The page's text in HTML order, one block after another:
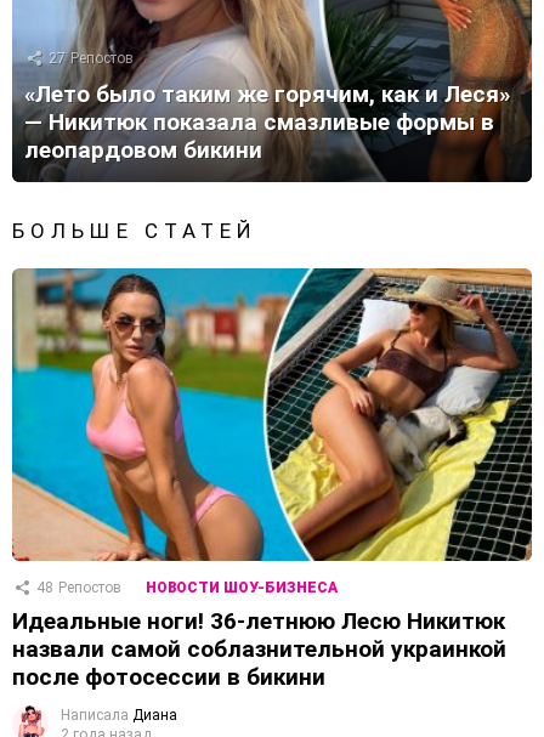
27 Репостов
«Лето было таким же горячим, как и Леся»
— Никитюк показала смазливые формы в
леопардовом бикини
БОЛЬШЕ СТАТЕЙ
48 Репостов НОВОСТИ ШОУ-БИЗНЕСА
Идеальные ноги! 36-летнюю Лесю Никитюк
назвали самой соблазнительной украинкой
после фотосессии в бикини
Написала Диана